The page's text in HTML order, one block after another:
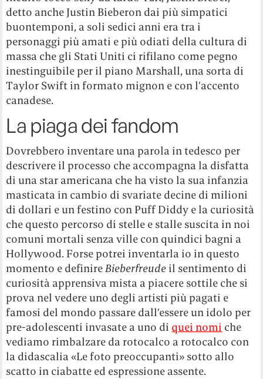
detto anche Justin Bieberon dai più simpatici
buontemponi, a soli sedici anni era tra i
personaggi più amati e più odiati della cultura di
massa che gli Stati Uniti ci rifilano come pegno
inestinguibile per il piano Marshall, una sorta di
Taylor Swift in formato mignon e con l’accento
canadese.
La piaga dei fandom
Dovrebbero inventare una parola in tedesco per
descrivere il processo che accompagna la disfatta
di una star americana che ha visto la sua infanzia
masticata in cambio di svariate decine di milioni
di dollari e un festino con Puff Diddy e la curiosità
che questo percorso di stelle e stalle suscita in noi
comuni mortali senza ville con quindici bagni a
Hollywood. Forse potrei inventarla io in questo
momento e definireBieberfreude il sentimento di
curiosità apprensiva mista a piacere sottile che si
prova nel vedere uno degli artisti più pagati e
famosi del mondo passare dall’essere un idolo per
pre-adolescenti invasate a uno di quei nomi che
vediamo rimbalzare da rotocalco a rotocalco con
la didascalia «Le foto preoccupanti» sotto allo
scatto in ciabatte ed espressione assente.